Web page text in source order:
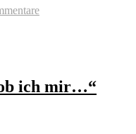
ich mir…“